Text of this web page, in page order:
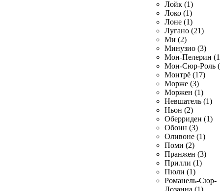
Лойк (1)
Локо (1)
Лоне (1)
Лугано (21)
Ми (2)
Минузио (3)
Мон-Пелерин
Мон-Сюр-Роль
Монтрё (17)
Морже (3)
Моржен (1)
Невшатель (1)
Ньон (2)
Оберриден (1)
Обонн (3)
Оливоне (1)
Поми (2)
Пранжен (3)
Прилли (1)
Пюли (1)
Романель-Сюр-
Лозанна (1)